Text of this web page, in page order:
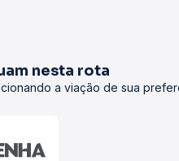
nesta rota
a viação de sua